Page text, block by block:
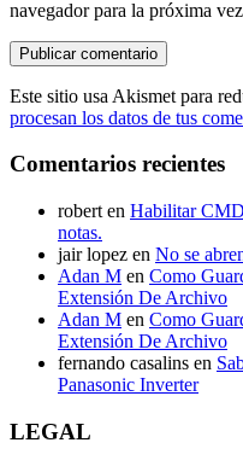
navegador para la próxima
Este sitio usa Akismet para
procesan los datos de tus
Comentarios recientes
robert en Habilitar
notas.
jair lopez en No se
Adan M en Como
Extensión De Archivo
Adan M en Como
Extensión De Archivo
fernando casalins en
Panasonic Inverter
LEGAL